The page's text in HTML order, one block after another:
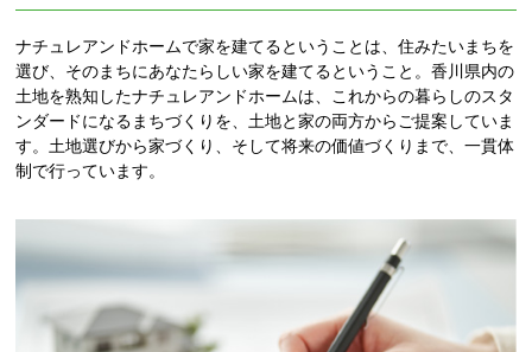
ナチュレアンドホームで家を建てるということは、住みたいまちを
選び、そのまちにあなたらしい家を建てるということ。香川県内の
土地を熟知したナチュレアンドホームは、これからの暮らしのスタ
ンダードになるまちづくりを、土地と家の両方からご提案していま
す。土地選びから家づくり、そして将来の価値づくりまで、一貫体
制で行っています。